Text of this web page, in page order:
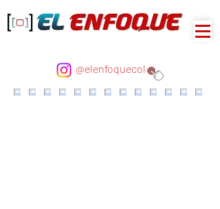
@elenfoquecol